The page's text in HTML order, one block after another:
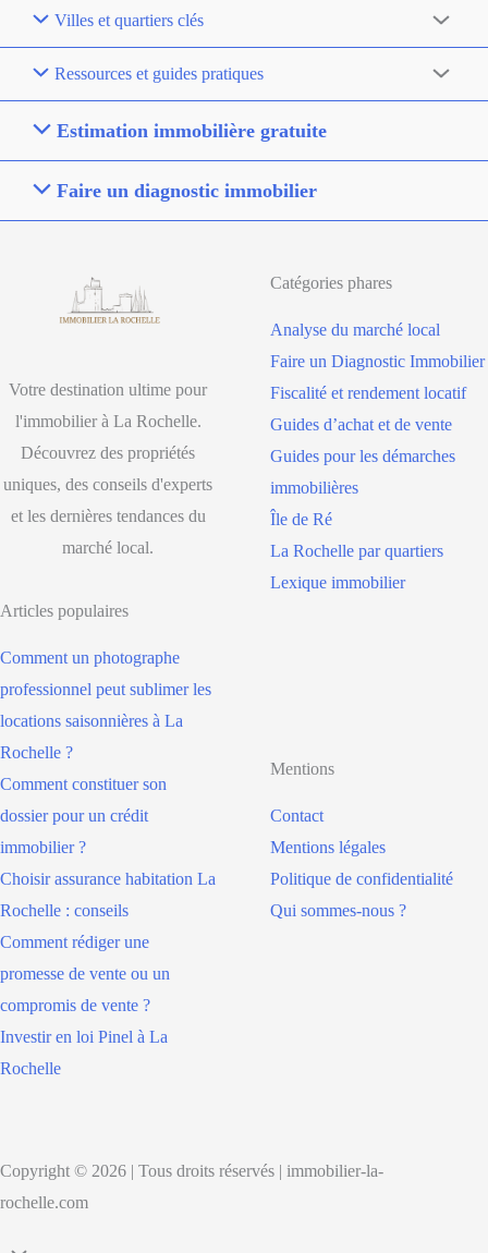
Villes et quartiers clés
Ressources et guides pratiques
Estimation immobilière gratuite
Faire un diagnostic immobilier
Votre destination ultime pour
l'immobilier à La Rochelle.
Découvrez des propriétés
uniques, des conseils d'experts
et les dernières tendances du
marché local.
Catégories phares
Analyse du marché local
Faire un Diagnostic Immobilier
Fiscalité et rendement locatif
Guides d’achat et de vente
Guides pour les démarches
immobilières
Île de Ré
La Rochelle par quartiers
Lexique immobilier
Articles populaires
Comment un photographe
professionnel peut sublimer les
locations saisonnières à La
Rochelle ?
Comment constituer son
dossier pour un crédit
immobilier ?
Choisir assurance habitation La
Rochelle : conseils
Comment rédiger une
promesse de vente ou un
compromis de vente ?
Investir en loi Pinel à La
Rochelle
Mentions
Contact
Mentions légales
Politique de confidentialité
Qui sommes-nous ?
Copyright © 2026 | Tous droits réservés | immobilier-la-
rochelle.com